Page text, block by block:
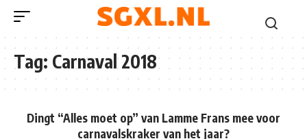
Tag: Carnaval 2018
Dingt “Alles moet op” van Lamme Frans mee voor
carnavalskraker van het jaar?